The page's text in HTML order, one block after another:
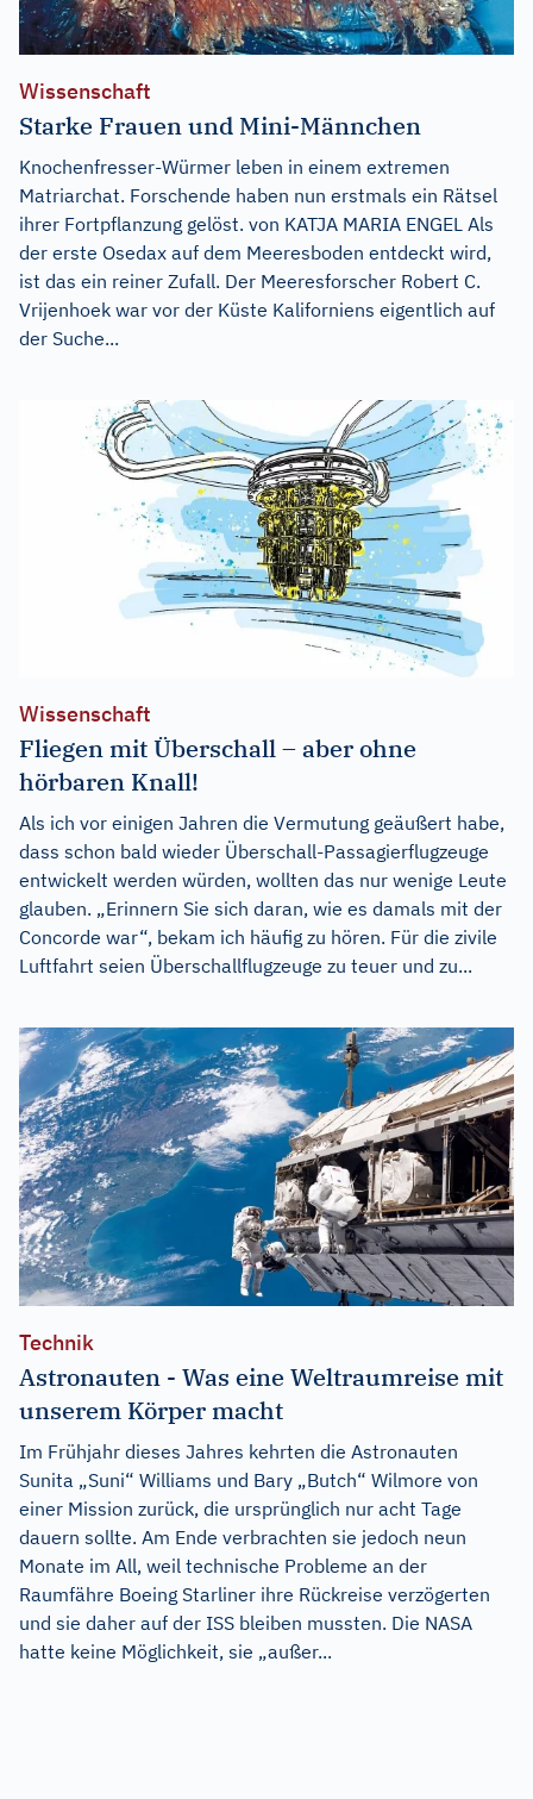
Wissenschaft
Starke Frauen und Mini-Männchen
Knochenfresser-Würmer leben in einem extremen
Matriarchat. Forschende haben nun erstmals ein Rätsel
ihrer Fortpflanzung gelöst. von KATJA MARIA ENGEL Als
der erste Osedax auf dem Meeresboden entdeckt wird,
ist das ein reiner Zufall. Der Meeresforscher Robert C.
Vrijenhoek war vor der Küste Kaliforniens eigentlich auf
der Suche...
Wissenschaft
Fliegen mit Überschall – aber ohne
hörbaren Knall!
Als ich vor einigen Jahren die Vermutung geäußert habe,
dass schon bald wieder Überschall-Passagierflugzeuge
entwickelt werden würden, wollten das nur wenige Leute
glauben. „Erinnern Sie sich daran, wie es damals mit der
Concorde war“, bekam ich häufig zu hören. Für die zivile
Luftfahrt seien Überschallflugzeuge zu teuer und zu...
Technik
Astronauten - Was eine Weltraumreise mit
unserem Körper macht
Im Frühjahr dieses Jahres kehrten die Astronauten
Sunita „Suni“ Williams und Bary „Butch“ Wilmore von
einer Mission zurück, die ursprünglich nur acht Tage
dauern sollte. Am Ende verbrachten sie jedoch neun
Monate im All, weil technische Probleme an der
Raumfähre Boeing Starliner ihre Rückreise verzögerten
und sie daher auf der ISS bleiben mussten. Die NASA
hatte keine Möglichkeit, sie „außer...